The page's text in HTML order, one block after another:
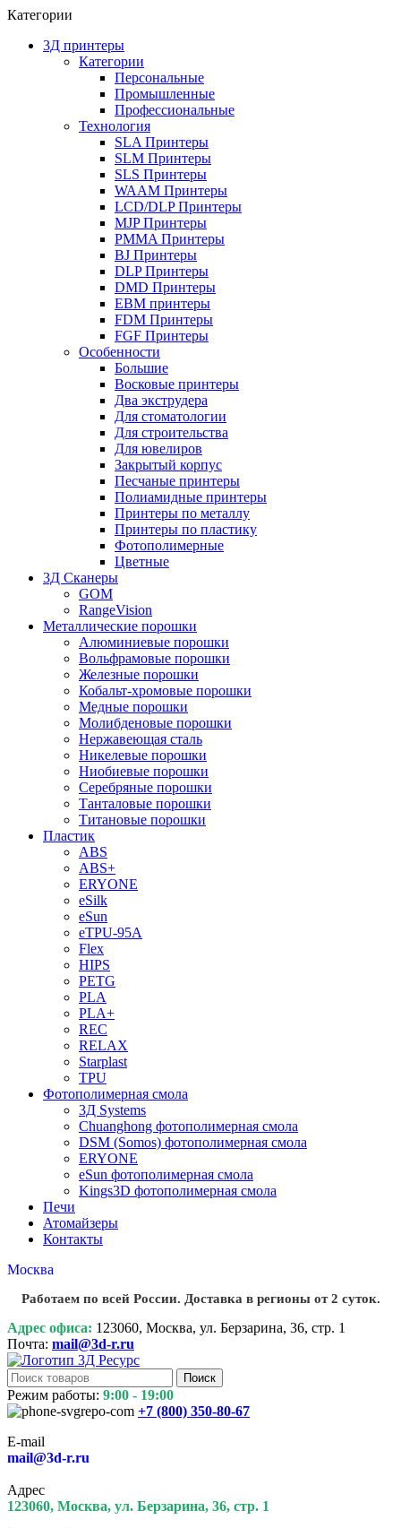
Категории
3Д принтеры
Категории
Персональные
Промышленные
Профессиональные
Технология
SLA Принтеры
SLM Принтеры
SLS Принтеры
WAAM Принтеры
LCD/DLP Принтеры
MJP Принтеры
PMMA Принтеры
BJ Принтеры
DLP Принтеры
DMD Принтеры
EBM принтеры
FDM Принтеры
FGF Принтеры
Особенности
Большие
Восковые принтеры
Два экструдера
Для стоматологии
Для строительства
Для ювелиров
Закрытый корпус
Песчаные принтеры
Полиамидные принтеры
Принтеры по металлу
Принтеры по пластику
Фотополимерные
Цветные
3Д Сканеры
GOM
RangeVision
Металлические порошки
Алюминиевые порошки
Вольфрамовые порошки
Железные порошки
Кобальт-хромовые порошки
Медные порошки
Молибденовые порошки
Нержавеющая сталь
Никелевые порошки
Ниобиевые порошки
Серебряные порошки
Танталовые порошки
Титановые порошки
Пластик
ABS
ABS+
ERYONE
eSilk
eSun
eTPU-95A
Flex
HIPS
PETG
PLA
PLA+
REC
RELAX
Starplast
TPU
Фотополимерная смола
3Д Systems
Chuanghong фотополимерная смола
DSM (Somos) фотополимерная смола
ERYONE
eSun фотополимерная смола
Kings3D фотополимерная смола
Печи
Атомайзеры
Контакты
Москва
Работаем по всей России. Доставка в регионы от 2 суток.
Адрес офиса: 123060, Москва, ул. Берзарина, 36, стр. 1
Почта: mail@3d-r.ru
Поиск
Режим работы: 9:00 - 19:00
+7 (800) 350-80-67
E-mail
mail@3d-r.ru
Адрес
123060, Москва, ул. Берзарина, 36, стр. 1